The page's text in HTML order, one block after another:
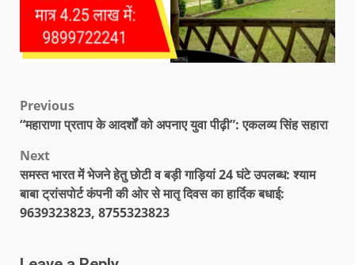
Previous
“महाराणा प्रताप के आदर्शों को अपनाए युवा पीढ़ी”: एकलव्य सिंह सहारा
Next
समस्त भारत में भेजने हेतु छोटी व बड़ी गाड़ियां 24 घंटे उपलब्ध: श्याम
बाबा ट्रांसपोर्ट कंपनी की ओर से मातृ दिवस का हार्दिक बधाई:
9639323823, 8755323823